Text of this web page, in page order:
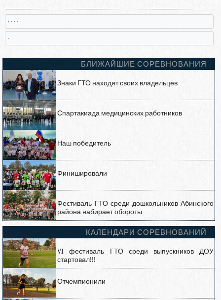
БЛИЖАЙШИЕ СОРЕВНОВАНИЯ
Знаки ГТО находят своих владельцев
Спартакиада медицинских работников
Наш победитель
Финишировали
Фестиваль ГТО среди дошкольников Абинского
района набирает обороты
КАЛЕНДАРИ СОРЕВНОВАНИЙ
VI фестиваль ГТО среди выпускников ДОУ
стартовал!!!
Отчемпионили